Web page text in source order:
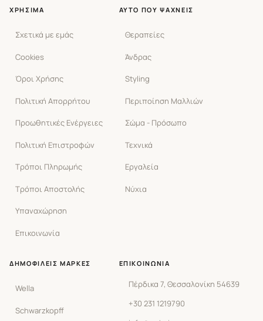
ΧΡΉΣΙΜΑ
Σχετικά με εμάς
Cookies
Όροι Χρήσης
Πολιτική Απορρήτου
Προωθητικές Ενέργειες
Πολιτική Επιστροφών
Τρόποι Πληρωμής
Τρόποι Αποστολής
Υπαναχώρηση
Επικοινωνία
ΑΥΤΌ ΠΟΥ ΨΆΧΝΕΙΣ
Θεραπείες
Άνδρας
Styling
Περιποίηση Μαλλιών
Σώμα - Πρόσωπο
Τεχνικά
Εργαλεία
Νύχια
ΔΗΜΟΦΙΛΕΊΣ ΜΆΡΚΕΣ
Wella
Schwarzkopff
ΕΠΙΚΟΙΝΩΝΊΑ
Πέρδικα 7, Θεσσαλονίκη 54639
+30 231 1219790